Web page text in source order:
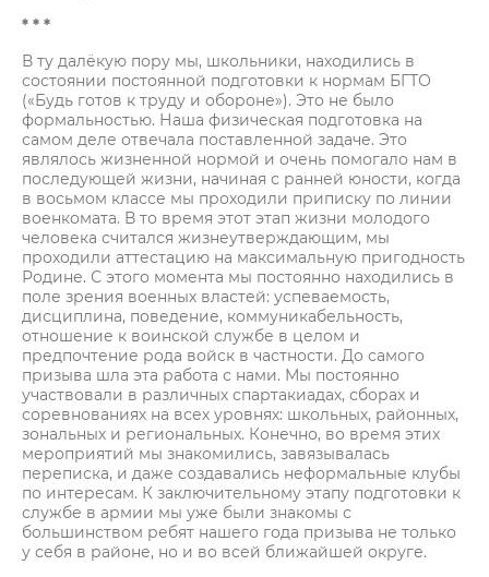
* * *
В ту далёкую пору мы, школьники, находились в
состоянии постоянной подготовки к нормам БГТО
(«Будь готов к труду и обороне»). Это не было
формальностью. Наша физическая подготовка на
самом деле отвечала поставленной задаче. Это
являлось жизненной нормой и очень помогало нам в
последующей жизни, начиная с ранней юности, когда
в восьмом классе мы проходили приписку по линии
военкомата. В то время этот этап жизни молодого
человека считался жизнеутверждающим, мы
проходили аттестацию на максимальную пригодность
Родине. С этого момента мы постоянно находились в
поле зрения военных властей: успеваемость,
дисциплина, поведение, коммуникабельность,
отношение к воинской службе в целом и
предпочтение рода войск в частности. До самого
призыва шла эта работа с нами. Мы постоянно
участвовали в различных спартакиадах, сборах и
соревнованиях на всех уровнях: школьных, районных,
зональных и региональных. Конечно, во время этих
мероприятий мы знакомились, завязывалась
переписка, и даже создавались неформальные клубы
по интересам. К заключительному этапу подготовки к
службе в армии мы уже были знакомы с
большинством ребят нашего года призыва не только
у себя в районе, но и во всей ближайшей округе.